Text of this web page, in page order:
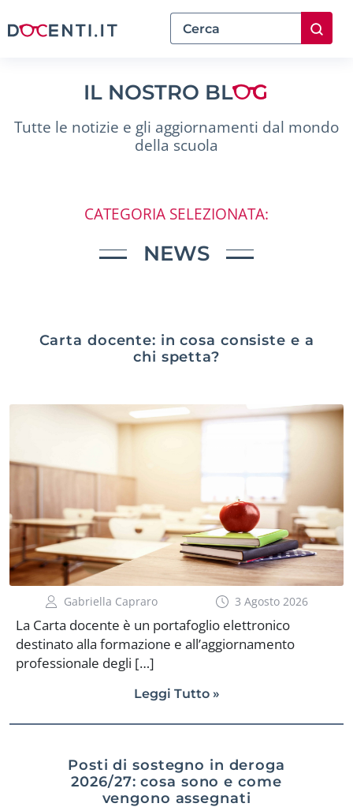
IL NOSTRO BL
Tutte le notizie e gli aggiornamenti dal mondo
della scuola
CATEGORIA SELEZIONATA:
NEWS
Carta docente: in cosa consiste e a
chi spetta?
Gabriella Capraro 3 Agosto 2026
La Carta docente è un portafoglio elettronico
destinato alla formazione e all’aggiornamento
professionale degli […]
Leggi Tutto »
Posti di sostegno in deroga
2026/27: cosa sono e come
vengono assegnati